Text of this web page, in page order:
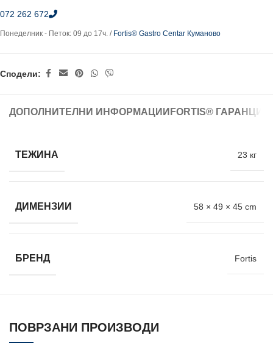
072 262 672
Понеделник - Петок: 09 до 17ч. / Fortis® Gastro Centar Куманово
Сподели:
ДОПОЛНИТЕЛНИ ИНФОРМАЦИИ FORTIS®
ТЕЖИНА 23 кг
ДИМЕНЗИИ 58 × 49 × 45 cm
БРЕНД Fortis
ПОВРЗАНИ ПРОИЗВОДИ